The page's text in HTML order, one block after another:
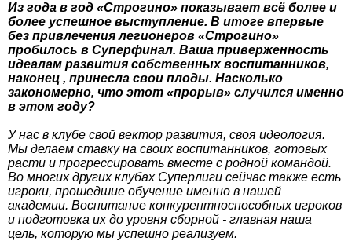
Из года в год «Строгино» показывает всё более и
более успешное выступление. В итоге впервые
без привлечения легионеров «Строгино»
пробилось в Суперфинал. Ваша приверженность
идеалам развития собственных воспитанников,
наконец , принесла свои плоды. Насколько
закономерно, что этот «прорыв» случился именно
в этом году?
У нас в клубе свой вектор развития, своя идеология.
Мы делаем ставку на своих воспитанников, готовых
расти и прогрессировать вместе с родной командой.
Во многих других клубах Суперлиги сейчас также есть
игроки, прошедшие обучение именно в нашей
академии. Воспитание конкурентноспособных игроков
и подготовка их до уровня сборной - главная наша
цель, которую мы успешно реализуем.